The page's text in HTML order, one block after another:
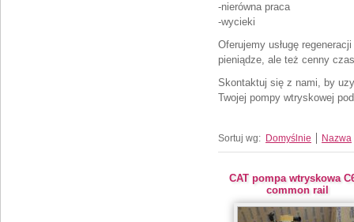
-nierówna praca
-wycieki
Oferujemy usługę
pieniądze, ale też cenny
Skontaktuj się z nami, by
Twojej pompy wtryskowej
Sortuj wg: Domyślnie Nazwa
CAT pompa wtryskowa
common rail